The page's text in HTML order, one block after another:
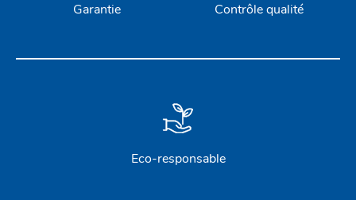
Garantie Contrôle qualité
Eco-responsable